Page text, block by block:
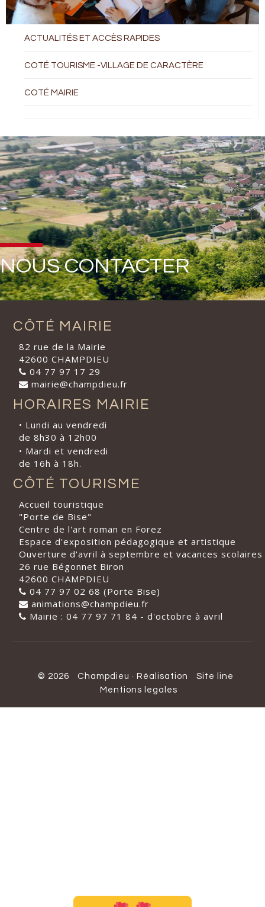
ACTUALITÉS ET ACCÈS RAPIDES
COTÉ TOURISME -VILLAGE DE CARACTÈRE
COTÉ MAIRIE
NOUS CONTACTER
CÔTÉ MAIRIE
82 rue de la Mairie
42600 CHAMPDIEU
04 77 97 17 29
mairie@champdieu.fr
HORAIRES MAIRIE
• Lundi au vendredi
de 8h30 à 12h00
• Mardi et vendredi
de 16h à 18h.
CÔTÉ TOURISME
Accueil touristique
"Porte de Bise"
Centre de l'art roman en Forez
Espace d'exposition pédagogique et artistique
Ouverture d'avril à septembre et vacances scolaires
26 rue Bégonnet Biron
42600 CHAMPDIEU
04 77 97 02 68 (Porte Bise)
animations@champdieu.fr
Mairie : 04 77 97 71 84 - d'octobre à avril
© 2026 Champdieu · Réalisation
Site line
Mentions legales